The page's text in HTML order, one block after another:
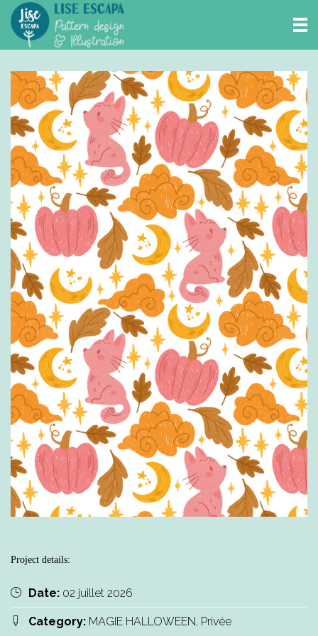
Project details:
Date: 02 juillet 2026
Category: MAGIE HALLOWEEN, Privée